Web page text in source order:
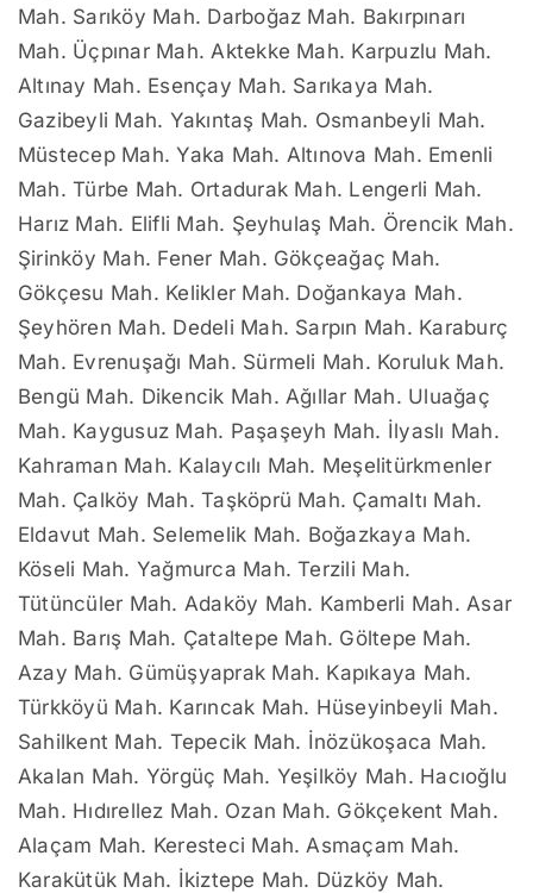
Mah. Sarıköy Mah. Darboğaz Mah. Bakırpınarı
Mah. Üçpınar Mah. Aktekke Mah. Karpuzlu Mah.
Altınay Mah. Esençay Mah. Sarıkaya Mah.
Gazibeyli Mah. Yakıntaş Mah. Osmanbeyli Mah.
Müstecep Mah. Yaka Mah. Altınova Mah. Emenli
Mah. Türbe Mah. Ortadurak Mah. Lengerli Mah.
Harız Mah. Elifli Mah. Şeyhulaş Mah. Örencik Mah.
Şirinköy Mah. Fener Mah. Gökçeağaç Mah.
Gökçesu Mah. Kelikler Mah. Doğankaya Mah.
Şeyhören Mah. Dedeli Mah. Sarpın Mah. Karaburç
Mah. Evrenuşağı Mah. Sürmeli Mah. Koruluk Mah.
Bengü Mah. Dikencik Mah. Ağıllar Mah. Uluağaç
Mah. Kaygusuz Mah. Paşaşeyh Mah. İlyaslı Mah.
Kahraman Mah. Kalaycılı Mah. Meşelitürkmenler
Mah. Çalköy Mah. Taşköprü Mah. Çamaltı Mah.
Eldavut Mah. Selemelik Mah. Boğazkaya Mah.
Köseli Mah. Yağmurca Mah. Terzili Mah.
Tütüncüler Mah. Adaköy Mah. Kamberli Mah. Asar
Mah. Barış Mah. Çataltepe Mah. Göltepe Mah.
Azay Mah. Gümüşyaprak Mah. Kapıkaya Mah.
Türkköyü Mah. Karıncak Mah. Hüseyinbeyli Mah.
Sahilkent Mah. Tepecik Mah. İnözükoşaca Mah.
Akalan Mah. Yörgüç Mah. Yeşilköy Mah. Hacıoğlu
Mah. Hıdırellez Mah. Ozan Mah. Gökçekent Mah.
Alaçam Mah. Keresteci Mah. Asmaçam Mah.
Karakütük Mah. İkiztepe Mah. Düzköy Mah.